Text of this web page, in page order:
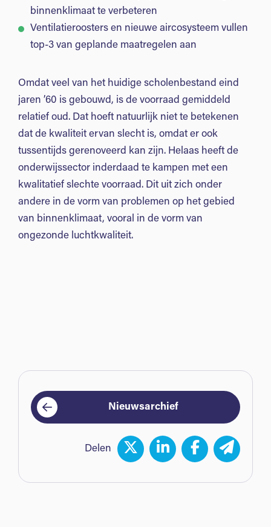
binnenklimaat te verbeteren
Ventilatieroosters en nieuwe aircosysteem vullen
top-3 van geplande maatregelen aan
Omdat veel van het huidige scholenbestand eind
jaren ’60 is gebouwd, is de voorraad gemiddeld
relatief oud. Dat hoeft natuurlijk niet te betekenen
dat de kwaliteit ervan slecht is, omdat er ook
tussentijds gerenoveerd kan zijn. Helaas heeft de
onderwijssector inderdaad te kampen met een
kwalitatief slechte voorraad. Dit uit zich onder
andere in de vorm van problemen op het gebied
van binnenklimaat, vooral in de vorm van
ongezonde luchtkwaliteit.
Nieuwsarchief
Delen